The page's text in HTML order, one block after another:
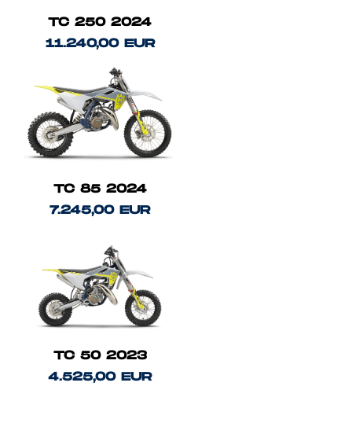
TC 250 2024
11.240,00 EUR
TC 85 2024
7.245,00 EUR
TC 50 2023
4.525,00 EUR